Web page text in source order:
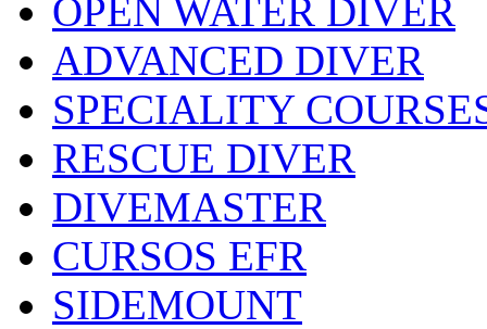
OPEN WATER DIVER
ADVANCED DIVER
SPECIALITY
RESCUE DIVER
DIVEMASTER
CURSOS EFR
SIDEMOUNT